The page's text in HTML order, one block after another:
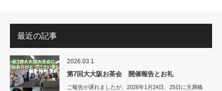
最近の記事
2026.03.1
第7回大大阪お茶会 開催報告とお礼
ご報告が遅れましたが、2026年1月24日、25日に天満橋